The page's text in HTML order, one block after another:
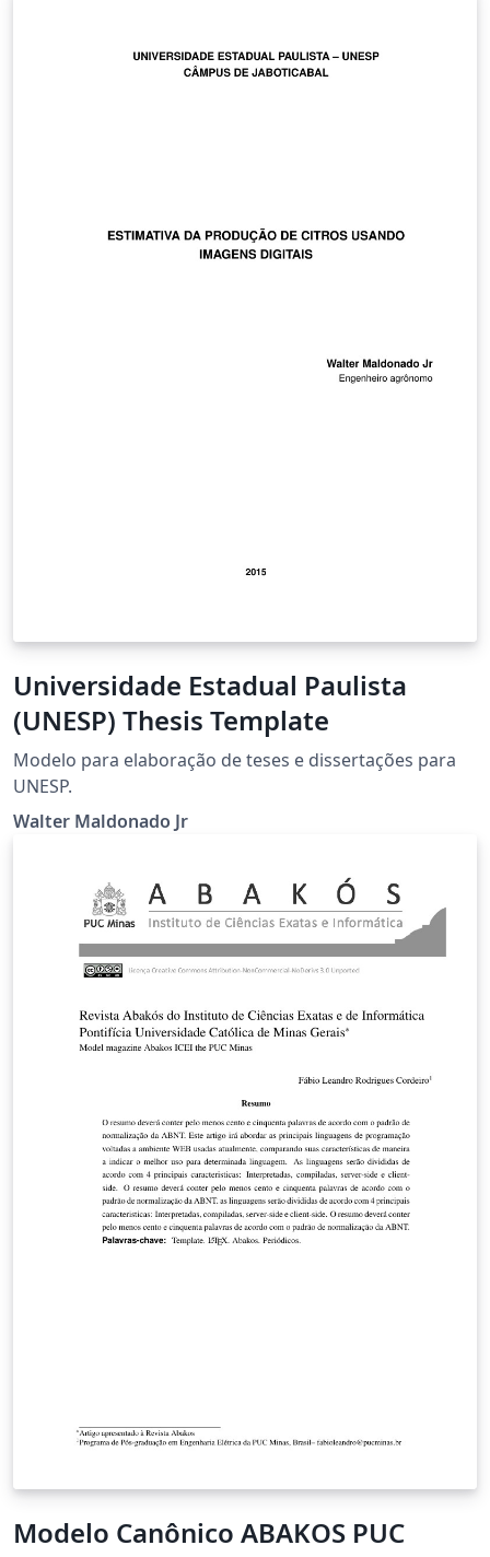
Universidade Estadual Paulista
(UNESP) Thesis Template
Modelo para elaboração de teses e dissertações para
UNESP.
Walter Maldonado Jr
Modelo Canônico ABAKOS PUC